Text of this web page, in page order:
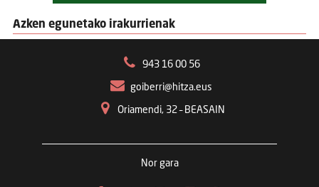
Azken egunetako irakurrienak
943 16 00 56
goiberri@hitza.eus
Oriamendi, 32 – BEASAIN
Nor gara